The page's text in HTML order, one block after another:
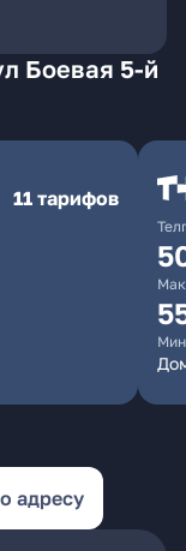
Боевая 5-й
11 тарифов
адресу